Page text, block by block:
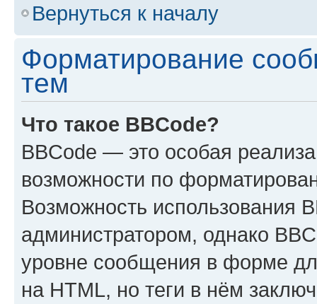
Вернуться к началу
Форматирование
тем
Что такое BBCode?
BBCode — это особая
возможности по
Возможность использования
администратором, однако
уровне сообщения в форме
на HTML, но теги в нём